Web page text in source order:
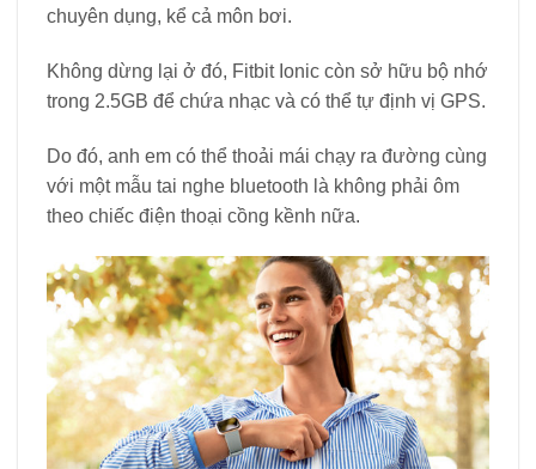
chuyên dụng, kể cả môn bơi.
Không dừng lại ở đó, Fitbit Ionic còn sở hữu bộ nhớ
trong 2.5GB để chứa nhạc và có thể tự định vị GPS.
Do đó, anh em có thể thoải mái chạy ra đường cùng
với một mẫu tai nghe bluetooth là không phải ôm
theo chiếc điện thoại cồng kềnh nữa.